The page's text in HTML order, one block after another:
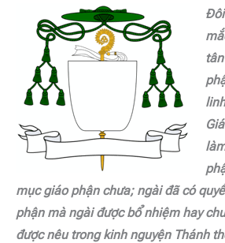
mục giáo phận chưa; ngài đã có
phận mà ngài được bổ nhiệm hay
được nêu trong kinh nguyện Thánh